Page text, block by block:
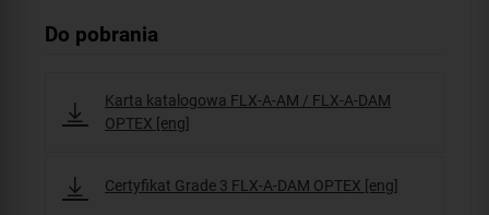
Do pobrania
Karta katalogowa FLX-A-AM / FLX-A-DAM
OPTEX [eng]
Certyfikat Grade 3 FLX-A-DAM OPTEX [eng]